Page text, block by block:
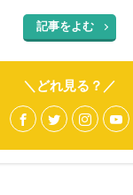
記事をよむ
＼どれ見る？／